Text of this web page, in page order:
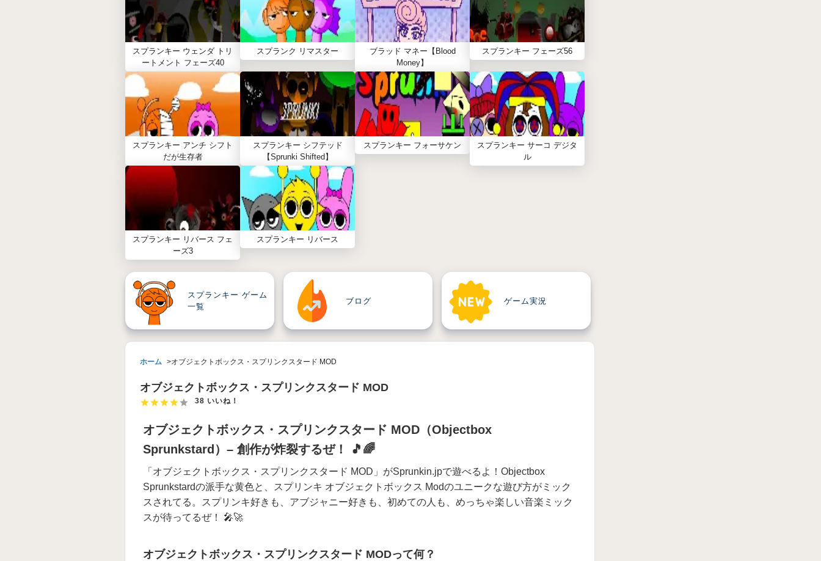
スプランキー ウェンダ トリ
ートメント フェーズ40
スプランク リマスター
ブラッド マネー【Blood
Money】
スプランキー フェーズ56
スプランキー アンチ シフト
だが生存者
スプランキー シフテッド
【Sprunki Shifted】
スプランキー フォーサケン
スプランキー サーコ デジタ
ル
スプランキー リバース フェ
ーズ3
スプランキー リバース
スプランキー ゲーム
一覧
ブログ ゲーム実況
ホーム オブジェクトボックス・スプリンクスタード MOD
オブジェクトボックス・スプリンクスタード MOD
38 いいね！
オブジェクトボックス・スプリンクスタード MOD（Objectbox
Sprunkstard）– 創作が炸裂するぜ！ 🎵🌈
「オブジェクトボックス・スプリンクスタード MOD」がSprunkin.jpで遊べるよ！Objectbox
Sprunkstardの派手な黄色と、スプリンキ オブジェクトボックス Modのユニークな遊び方がミック
スされてる。スプリンキ好きも、アブジャニー好きも、初めての人も、めっちゃ楽しい音楽ミック
スが待ってるぜ！ 🎤🚀
オブジェクトボックス・スプリンクスタード MODって何？